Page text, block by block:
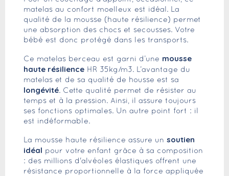
matelas au confort moelleux est idéal. La
qualité de la mousse (haute résilience) permet
une absorption des chocs et secousses. Votre
bébé est donc protégé dans les transports.
Ce matelas berceau est garni d’une mousse
haute résilience HR 35kg/m3. L’avantage du
matelas et de sa qualité de housse est sa
longévité. Cette qualité permet de résister au
temps et à la pression. Ainsi, il assure toujours
ses fonctions optimales. Un autre point fort : il
est indéformable.
La mousse haute résilience assure un soutien
idéal pour votre enfant grâce à sa composition
: des millions d'alvéoles élastiques offrent une
résistance proportionnelle à la force appliquée